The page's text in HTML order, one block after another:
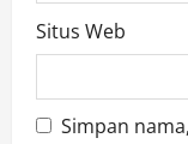
Situs Web
Simpan